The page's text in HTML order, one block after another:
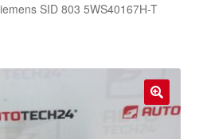
SID 803 5WS40167H-T
🔍